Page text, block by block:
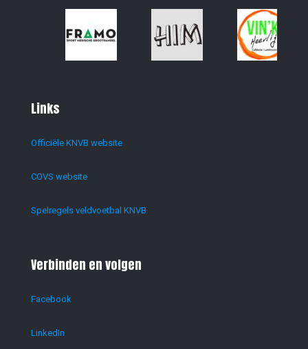
Links
Officiële KNVB website
COVS website
Spelregels veldvoetbal KNVB
Verbinden en volgen
Facebook
LinkedIn